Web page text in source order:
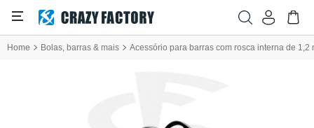
Home Bolas, barras & mais Acessório para barras com rosca interna de